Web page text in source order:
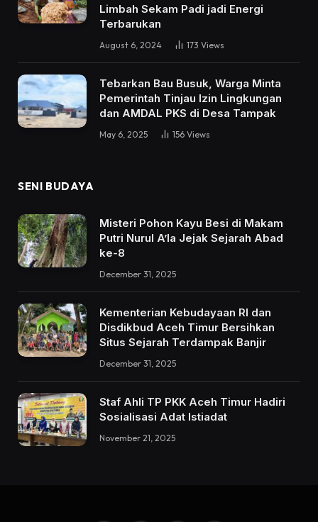
Limbah Sekam Padi jadi Energi
Terbarukan
August 6, 2024 173 Views
Tebarkan Bau Busuk, Warga Minta
Pemerintah Tinjau Izin Lingkungan
dan AMDAL PKS di Desa Tampak
May 6, 2025 156 Views
SENI BUDAYA
Misteri Pohon Kayu Besi di Makam
Putri Nurul A’la Jejak Sejarah Abad
ke-8
December 31, 2025
Kementerian Kebudayaan RI dan
Disdikbud Aceh Timur Bersihkan
Situs Sejarah Terdampak Banjir
December 31, 2025
Staf Ahli TP PKK Aceh Timur Hadiri
Sosialisasi Adat Istiadat
November 21, 2025